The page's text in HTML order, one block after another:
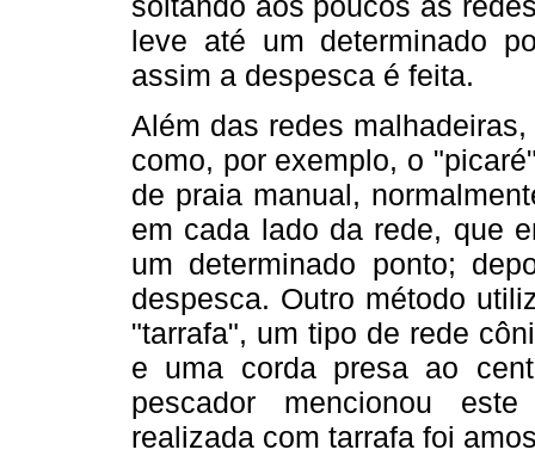
leve até um determinado
assim a despesca é feita.
Além das redes
como, por exemplo, o
de praia manual,
em cada lado da rede, que
um determinado ponto;
despesca. Outro método
"tarrafa", um tipo de rede
e uma corda presa ao
pescador mencionou
realizada com tarrafa foi